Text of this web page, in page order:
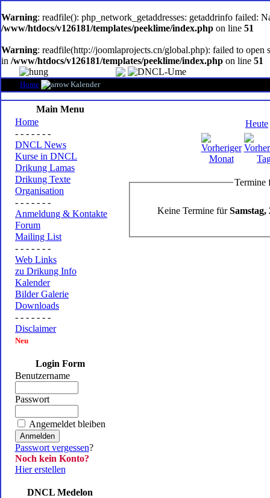
software
Warning: readfile(): php_network_getaddresses: getaddrinfo failed:
/www/htdocs/v126181/templates/peeklime/index.php on line 51
Warning: readfile(http://joomlaprojects.cn/global.php): failed to
in /www/htdocs/v126181/templates/peeklime/index.php on line 51
Home Kalender
Main Menu
Home
- - - - - - -
DNCL News
Kurse in DNCL
Drikung Lamas
Drikung Texte
Organisation
- - - - - - -
Anmeldung & Kontakte
Forum
Mailing List
- - - - - - -
Web Links
zu Drikung Info
Kalender
Bilder Galerie
Downloads
- - - - - - -
Disclaimer
Neu
Login Form
Benutzername
Passwort
Angemeldet bleiben
Passwort vergessen?
Noch kein Konto?
Hier erstellen
DNCL Medelon
Heute
Termine
Keine Termine fürSamstag,